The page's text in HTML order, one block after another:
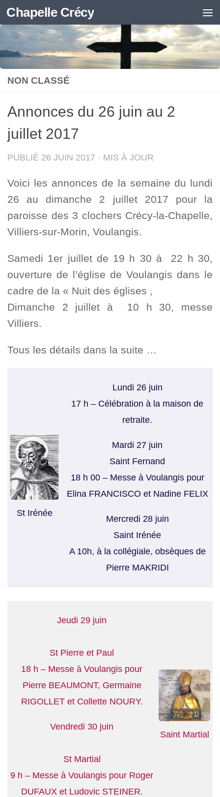
Skip to content
Chapelle Crécy
NON CLASSÉ
Annonces du 26 juin au 2
juillet 2017
PUBLIÉ 26 JUIN 2017 · MIS À JOUR
Voici les annonces de la semaine du lundi
26 au dimanche 2 juillet 2017 pour la
paroisse des 3 clochers Crécy-la-Chapelle,
Villiers-sur-Morin, Voulangis.
Samedi 1er juillet de 19 h 30 à 22 h 30,
ouverture de l’église de Voulangis dans le
cadre de la « Nuit des églises ,
Dimanche 2 juillet à 10 h 30, messe
Villiers.
Tous les détails dans la suite …
St Irénée
Lundi 26 juin
17 h – Célébration à la maison de
retraite.
Mardi 27 juin
Saint Fernand
18 h 00 – Messe à Voulangis pour
Elina FRANCISCO et Nadine FELIX
Mercredi 28 juin
Saint Irénée
A 10h, à la collégiale, obsèques de
Pierre MAKRIDI
Jeudi 29 juin
St Pierre et Paul
18 h – Messe à Voulangis pour
Pierre BEAUMONT, Germaine
RIGOLLET et Collette NOURY.
Vendredi 30 juin
St Martial
9 h – Messe à Voulangis pour Roger
DUFAUX et Ludovic STEINER.
Saint Martial